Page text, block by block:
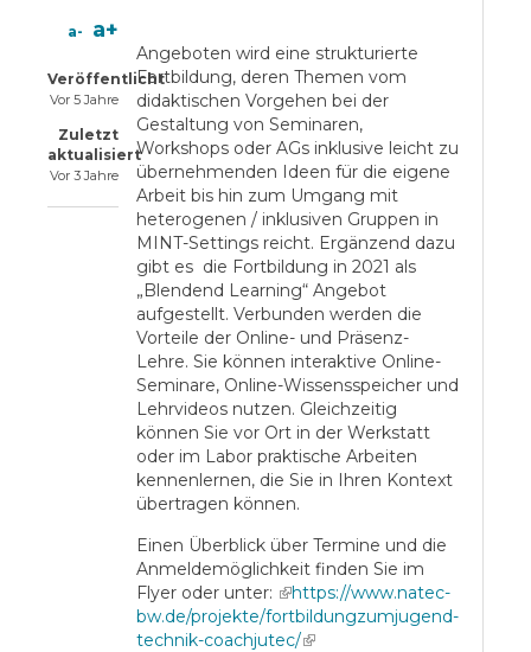
a- a+
Veröffentlicht
Vor 5 Jahre
Zuletzt
aktualisiert
Vor 3 Jahre
Angeboten wird eine strukturierte
Fortbildung, deren Themen vom
didaktischen Vorgehen bei der
Gestaltung von Seminaren,
Workshops oder AGs inklusive leicht zu
übernehmenden Ideen für die eigene
Arbeit bis hin zum Umgang mit
heterogenen / inklusiven Gruppen in
MINT-Settings reicht. Ergänzend dazu
gibt es die Fortbildung in 2021 als
„Blendend Learning“ Angebot
aufgestellt. Verbunden werden die
Vorteile der Online- und Präsenz-
Lehre. Sie können interaktive Online-
Seminare, Online-Wissensspeicher und
Lehrvideos nutzen. Gleichzeitig
können Sie vor Ort in der Werkstatt
oder im Labor praktische Arbeiten
kennenlernen, die Sie in Ihren Kontext
übertragen können.
Einen Überblick über Termine und die
Anmeldemöglichkeit finden Sie im
Flyer oder unter: (link is external)
https://www.natec-
bw.de/projekte/fortbildungzumjugend-
technik-coachjutec/(link is external)